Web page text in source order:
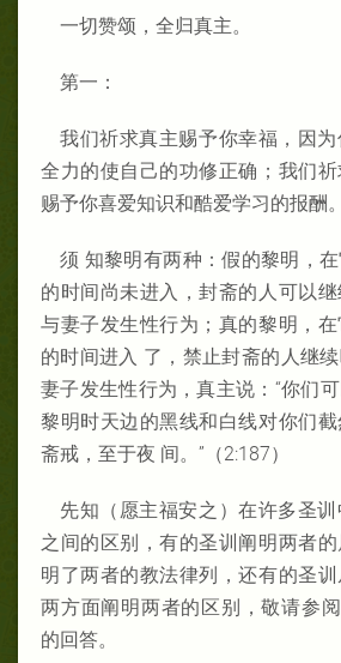
一切赞颂，全归真主。
第一：
我们祈求真主赐予你幸福，因
全力的使自己的功修正确；我们祈
赐予你喜爱知识和酷爱学习的报酬。
须 知黎明有两种：假的黎明，
的时间尚未进入，封斋的人可以
与妻子发生性行为；真的黎明，
的时间进入 了，禁止封斋的人继
妻子发生性行为，真主说：“你们
黎明时天边的黑线和白线对你们
斋戒，至于夜 间。”（2:187）
先知（愿主福安之）在许多圣
之间的区别，有的圣训阐明两者
明了两者的教法律列，还有的圣
两方面阐明两者的区别，敬请参
的回答。